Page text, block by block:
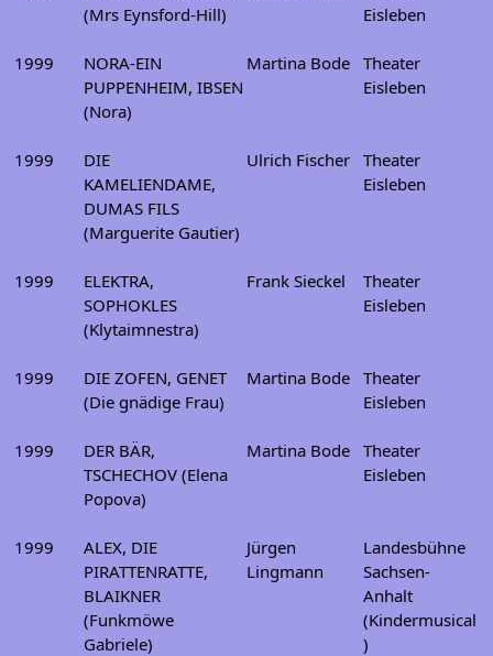
(Mrs Eynsford-Hill)
Eisleben
1999
NORA-EIN
PUPPENHEIM, IBSEN
(Nora)
Martina Bode Theater
Eisleben
1999
DIE
KAMELIENDAME,
DUMAS FILS
(Marguerite Gautier)
Ulrich Fischer Theater
Eisleben
1999
ELEKTRA,
SOPHOKLES
(Klytaimnestra)
Frank Sieckel
Theater
Eisleben
1999
DIE ZOFEN, GENET
(Die gnädige Frau)
Martina Bode Theater
Eisleben
1999
DER BÄR,
TSCHECHOV (Elena
Popova)
Martina Bode Theater
Eisleben
1999
ALEX, DIE
PIRATTENRATTE,
BLAIKNER
(Funkmöwe
Gabriele)
Jürgen
Lingmann
Landesbühne
Sachsen-
Anhalt
(Kindermusical
)